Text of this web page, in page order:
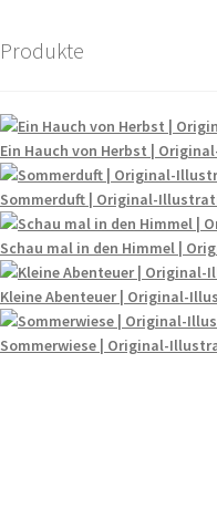
Produkte
Ein Hauch von Herbst |
Sommerduft | Original-
Schau mal in den Himmel |
Kleine Abenteuer | Original-
Sommerwiese | Original-